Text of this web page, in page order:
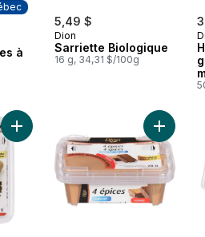
à
5,49 $
Dion
Sarriette Biologique
16 g, 34,31 $/100g
Ajouter Herbes & épices mélange
Ajouter